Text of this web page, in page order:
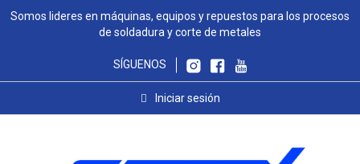
Somos lideres en máquinas, equipos y repuestos para los procesos
de soldadura y corte de metales
SÍGUENOS
Iniciar sesión